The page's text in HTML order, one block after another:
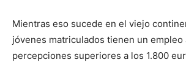
Mientras eso sucede en el viejo
jóvenes matriculados tienen un empleo
percepciones superiores a los 1.800